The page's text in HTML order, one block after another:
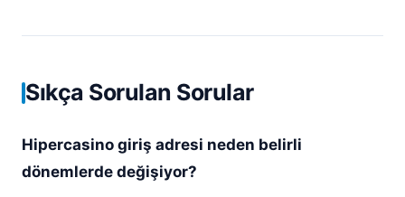
Sıkça Sorulan Sorular
Hipercasino giriş adresi neden belirli
dönemlerde değişiyor?